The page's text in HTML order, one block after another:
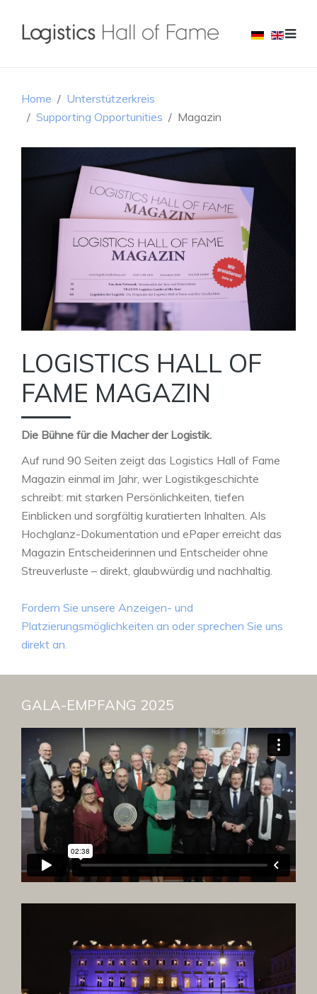
Home
Unterstützerkreis
Supporting Opportunities
Magazin
LOGISTICS HALL OF
FAME MAGAZIN
Die Bühne für die Macher der Logistik.
Auf rund 90 Seiten zeigt das Logistics Hall of Fame
Magazin einmal im Jahr, wer Logistikgeschichte
schreibt: mit starken Persönlichkeiten, tiefen
Einblicken und sorgfältig kuratierten Inhalten. Als
Hochglanz-Dokumentation und ePaper erreicht das
Magazin Entscheiderinnen und Entscheider ohne
Streuverluste – direkt, glaubwürdig und nachhaltig.
Fordern Sie unsere Anzeigen- und
Platzierungsmöglichkeiten an oder sprechen Sie uns
direkt an.
GALA-EMPFANG 2025